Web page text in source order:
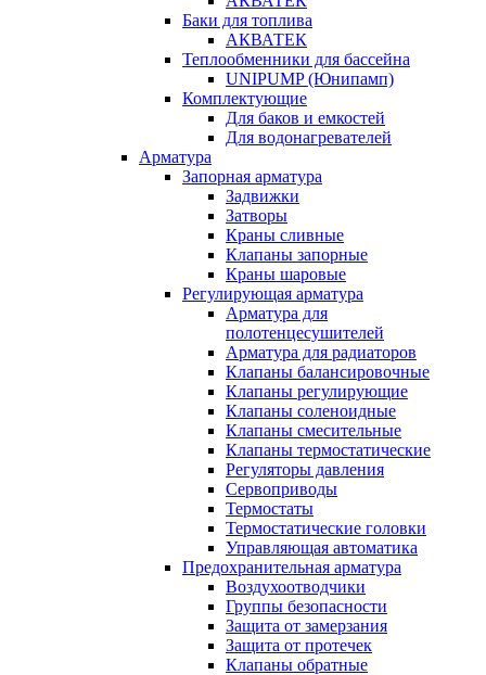
Баки для топлива
АКВАТЕК
Теплообменники для бассейна
UNIPUMP (Юнипамп)
Комплектующие
Для баков и емкостей
Для водонагревателей
Арматура
Запорная арматура
Задвижки
Затворы
Краны сливные
Клапаны запорные
Краны шаровые
Регулирующая арматура
Арматура для
полотенцесушителей
Арматура для радиаторов
Клапаны балансировочные
Клапаны регулирующие
Клапаны соленоидные
Клапаны смесительные
Клапаны термостатические
Регуляторы давления
Сервоприводы
Термостаты
Термостатические головки
Управляющая автоматика
Предохранительная арматура
Воздухоотводчики
Группы безопасности
Защита от замерзания
Защита от протечек
Клапаны обратные